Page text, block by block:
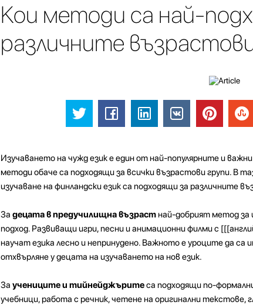
Кои методи са най-
различните
Изучаването на чужд език е един от най-популярните и
методи обаче са подходящи за всички възрастови групи. В
изучаване на финландски език са подходящи за различните
За децата в предучилищна възрастнай-добрият метод за
подход. Развиващи игри, песни и анимационни филми с
научат езика лесно и непринудено. Важното е уроците да са
отхвърляне у децата на изучаването на нов език.
За учениците и тийнейджъритеса подходящи по-
учебници, работа с речник, четене на оригинални текстове,